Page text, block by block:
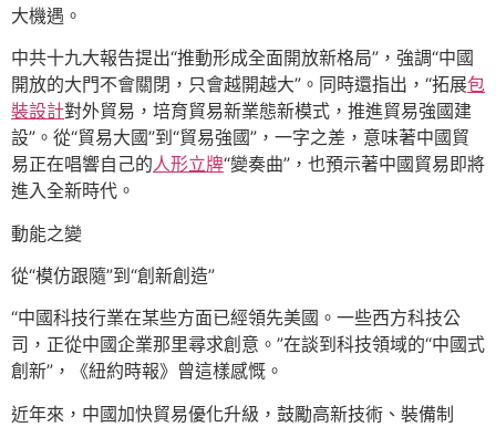
大機遇。
中共十九大報告提出“推動形成全面開放新格局”，強調“中國
開放的大門不會關閉，只會越開越大”。同時還指出，“拓展包
裝設計對外貿易，培育貿易新業態新模式，推進貿易強國建
設”。從“貿易大國”到“貿易強國”，一字之差，意味著中國貿
易正在唱響自己的人形立牌“變奏曲”，也預示著中國貿易即將
進入全新時代。
動能之變
從“模仿跟隨”到“創新創造”
“中國科技行業在某些方面已經領先美國。一些西方科技公
司，正從中國企業那里尋求創意。”在談到科技領域的“中國式
創新”，《紐約時報》曾這樣感慨。
近年來，中國加快貿易優化升級，鼓勵高新技術、裝備制